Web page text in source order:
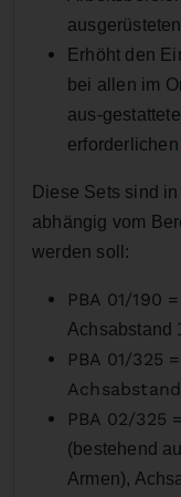
Erhöht den
bei allen im
aus-
Diese Sets sind
abhängig vom
werden soll:
PBA 01/190 =
Achsabstand
PBA 01/325 =
PBA 02/325 =
(bestehend
Armen),